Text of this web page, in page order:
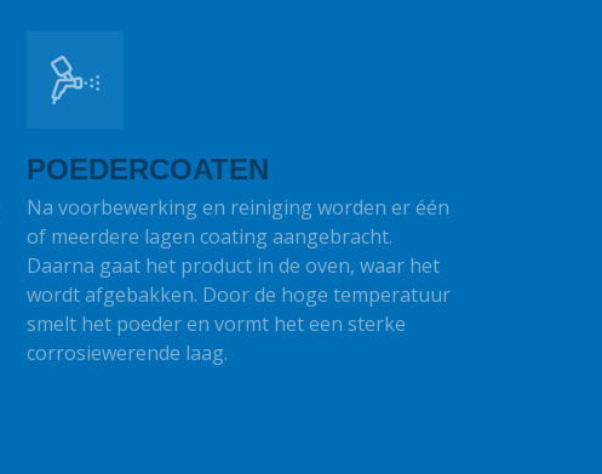
POEDERCOATEN
Na voorbewerking en reiniging worden er één
of meerdere lagen coating aangebracht.
Daarna gaat het product in de oven, waar het
wordt afgebakken. Door de hoge temperatuur
smelt het poeder en vormt het een sterke
corrosiewerende laag.